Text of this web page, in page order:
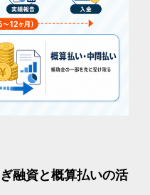
融資と概算払いの活